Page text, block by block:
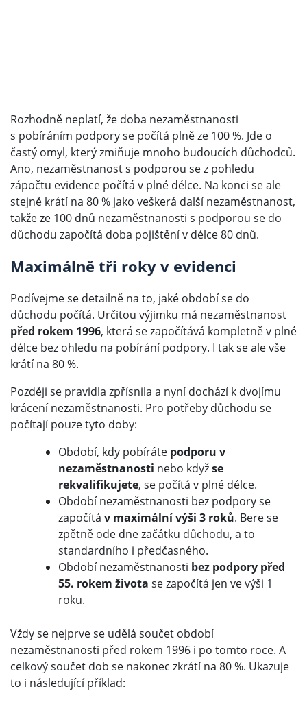
Rozhodně neplatí, že doba nezaměstnanosti
s pobíráním podpory se počítá plně ze 100 %. Jde o
častý omyl, který zmiňuje mnoho budoucích důchodců.
Ano, nezaměstnanost s podporou se z pohledu
zápočtu evidence počítá v plné délce. Na konci se ale
stejně krátí na 80 % jako veškerá další nezaměstnanost,
takže ze 100 dnů nezaměstnanosti s podporou se do
důchodu započítá doba pojištění v délce 80 dnů.
Maximálně tři roky v evidenci
Podívejme se detailně na to, jaké období se do
důchodu počítá. Určitou výjimku má nezaměstnanost
před rokem 1996, která se započítává kompletně v plné
délce bez ohledu na pobírání podpory. I tak se ale vše
krátí na 80 %.
Později se pravidla zpřísnila a nyní dochází k dvojímu
krácení nezaměstnanosti. Pro potřeby důchodu se
počítají pouze tyto doby:
Období, kdy pobíráte podporu v
nezaměstnanosti nebo kdyžse
rekvalifikujete, se počítá v plné délce.
Období nezaměstnanosti bez podpory se
započítá v maximální výši 3 roků. Bere se
zpětně ode dne začátku důchodu, a to
standardního i předčasného.
Období nezaměstnanosti bez podpory před
55. rokem života se započítá jen ve výši 1
roku.
Vždy se nejprve se udělá součet období
nezaměstnanosti před rokem 1996 i po tomto roce. A
celkový součet dob se nakonec zkrátí na 80 %. Ukazuje
to i následující příklad: